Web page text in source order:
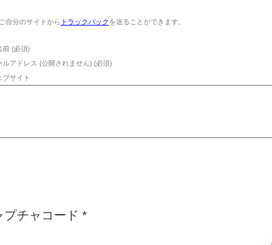
自分のサイトから トラックバックを送ることができます。
前 (必須)
ルアドレス (公開されません) (必須)
ブサイト
プチャコード *